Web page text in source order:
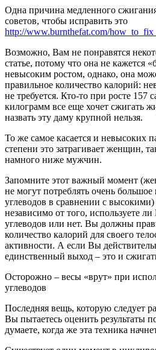
Одна причина медленного
советов, чтобы исправить это
http://www.burnthefat.com/
Возможно, Вам не понравятся
статье, потому что она не кажется
невысоким ростом, однако, она
правильное количество калорий:
не требуется. Кто-то при росте 157
килограмм все еще хочет сжигать
назвать эту даму крупной нельзя.
То же самое касается и невысоких
степени это затрагивает женщин,
намного ниже мужчин.
Запомните этот важный момент
не могут потреблять очень
углеводов в сравнении с
независимо от того, используете
углеводов или нет. Вы должны
количество калорий для своего
активности. А если Вы
единственный выход – это и
Осторожно – весы «врут» при
углеводов
Последняя вещь, которую следует
Вы пытаетесь оценить результаты
думаете, когда же эта техника